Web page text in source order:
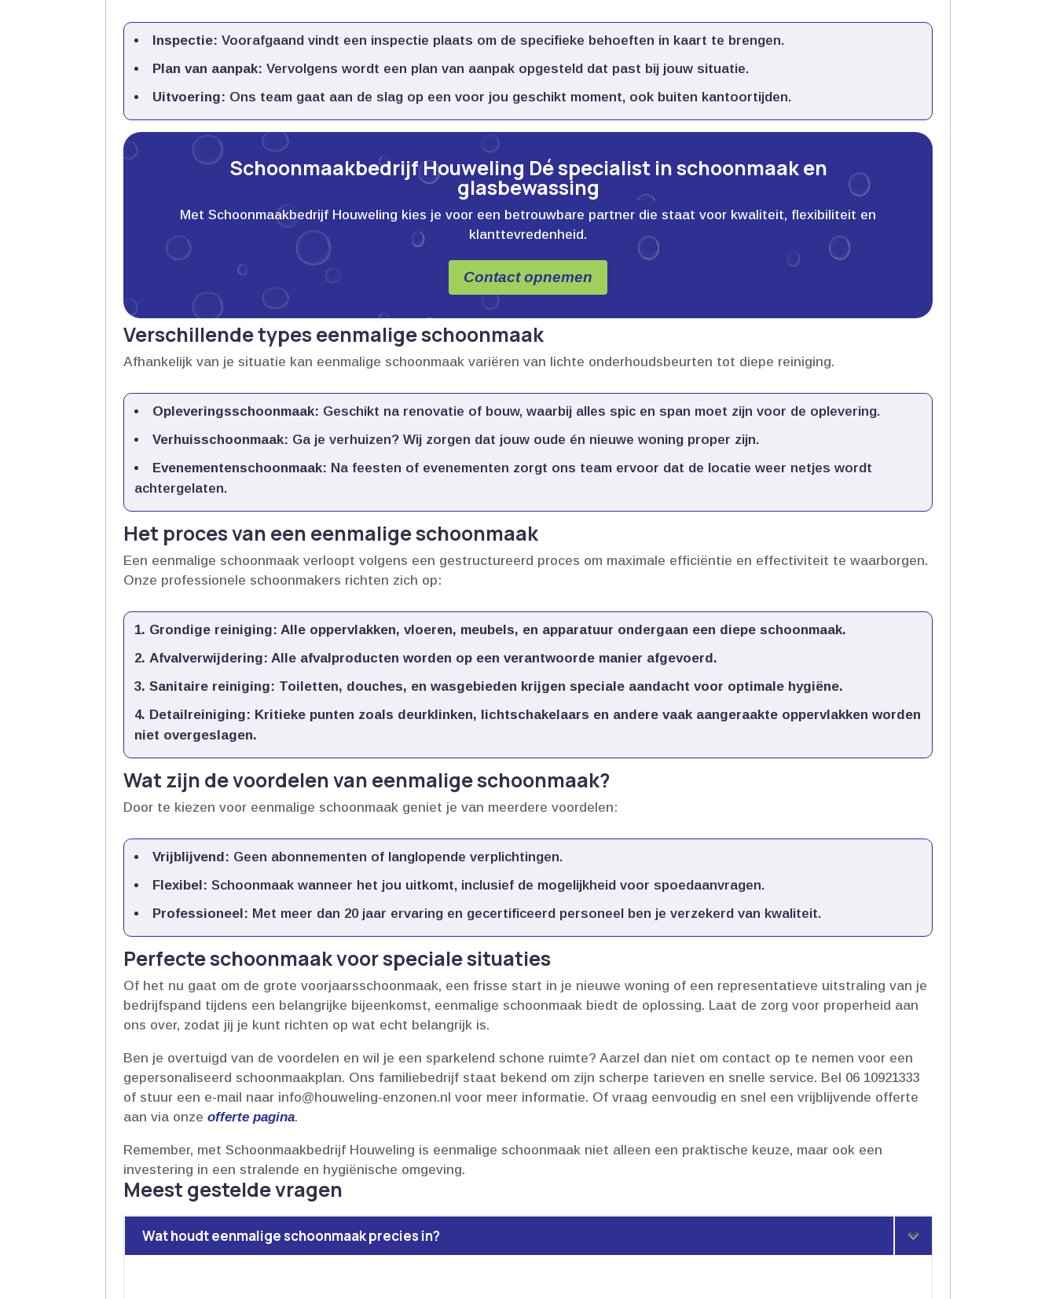
Inspectie: Voorafgaand vindt een inspectie plaats om de specifieke behoeften in kaart te brengen.​
Plan van aanpak: Vervolgens wordt een plan van aanpak opgesteld dat past bij jouw situatie.​
Uitvoering: Ons team gaat aan de slag op een voor jou geschikt moment, ook buiten kantoortijden.​
Schoonmaakbedrijf Houweling Dé specialist in schoonmaak en
glasbewassing
Met Schoonmaakbedrijf Houweling kies je voor een betrouwbare partner die staat voor kwaliteit, flexibiliteit en
klanttevredenheid.
Contact opnemen
Verschillende types eenmalige schoonmaak
Afhankelijk van je situatie kan eenmalige schoonmaak variëren van lichte onderhoudsbeurten tot diepe reiniging.​
Opleveringsschoonmaak: Geschikt na renovatie of bouw, waarbij alles spic en span moet zijn voor de oplevering.​
Verhuisschoonmaak: Ga je verhuizen? Wij zorgen dat jouw oude én nieuwe woning proper zijn.​
Evenementenschoonmaak: Na feesten of evenementen zorgt ons team ervoor dat de locatie weer netjes wordt
achtergelaten.​
Het proces van een eenmalige schoonmaak
Een eenmalige schoonmaak verloopt volgens een gestructureerd proces om maximale efficiëntie en effectiviteit te waarborgen.​
Onze professionele schoonmakers richten zich op:
Grondige reiniging: Alle oppervlakken, vloeren, meubels, en apparatuur ondergaan een diepe schoonmaak.​
Afvalverwijdering: Alle afvalproducten worden op een verantwoorde manier afgevoerd.​
Sanitaire reiniging: Toiletten, douches, en wasgebieden krijgen speciale aandacht voor optimale hygiëne.​
Detailreiniging: Kritieke punten zoals deurklinken, lichtschakelaars en andere vaak aangeraakte oppervlakken worden
niet overgeslagen.​
Wat zijn de voordelen van eenmalige schoonmaak?
Door te kiezen voor eenmalige schoonmaak geniet je van meerdere voordelen:
Vrijblijvend: Geen abonnementen of langlopende verplichtingen.​
Flexibel: Schoonmaak wanneer het jou uitkomt, inclusief de mogelijkheid voor spoedaanvragen.​
Professioneel: Met meer dan 20 jaar ervaring en gecertificeerd personeel ben je verzekerd van kwaliteit.​
Perfecte schoonmaak voor speciale situaties
Of het nu gaat om de grote voorjaarsschoonmaak, een frisse start in je nieuwe woning of een representatieve uitstraling van je
bedrijfspand tijdens een belangrijke bijeenkomst, eenmalige schoonmaak biedt de oplossing.​ Laat de zorg voor properheid aan
ons over, zodat jij je kunt richten op wat echt belangrijk is.​
Ben je overtuigd van de voordelen en wil je een sparkelend schone ruimte? Aarzel dan niet om contact op te nemen voor een
gepersonaliseerd schoonmaakplan.​ Ons familiebedrijf staat bekend om zijn scherpe tarieven en snelle service.​ Bel 06 10921333
of stuur een e-mail naar info@houweling-enzonen.​nl voor meer informatie.​ Of vraag eenvoudig en snel een vrijblijvende offerte
aan via onzeofferte pagina.​
Remember, met Schoonmaakbedrijf Houweling is eenmalige schoonmaak niet alleen een praktische keuze, maar ook een
investering in een stralende en hygiënische omgeving.​
Meest gestelde vragen
Wat houdt eenmalige schoonmaak precies in?